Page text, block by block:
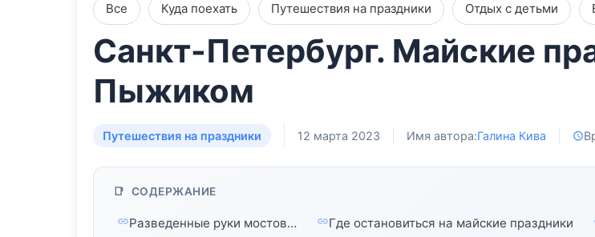
Все Куда поехать Путешествия на праздники Отдых с детьми
Санкт-Петербург. Майские
Пыжиком
Путешествия на праздники 12 марта 2023 Имя автора:Галина Кива
СОДЕРЖАНИЕ
Разведенные руки мостов… Где остановиться на майские праздники